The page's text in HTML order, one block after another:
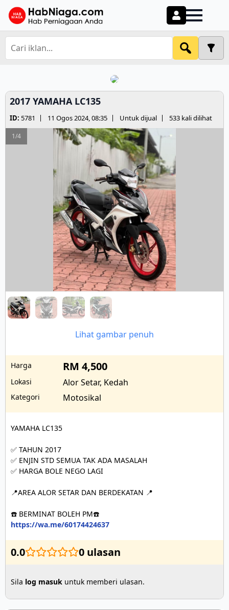
2017 YAMAHA LC135
ID: 5781 11 Ogos 2024, 08:35 Untuk dijual 533 kali dilihat
1/4
Lihat gambar penuh
Harga RM 4,500
Lokasi Alor Setar, Kedah
Kategori Motosikal
YAMAHA LC135
✅ TAHUN 2017
✅ ENJIN STD SEMUA TAK ADA MASALAH
✅ HARGA BOLE NEGO LAGI
📍AREA ALOR SETAR DAN BERDEKATAN 📍
https://wa.me/60174424637
0.0 0 ulasan
Sila log masuk untuk memberi ulasan.